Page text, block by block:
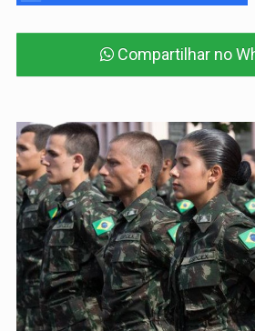
Compartilhar no